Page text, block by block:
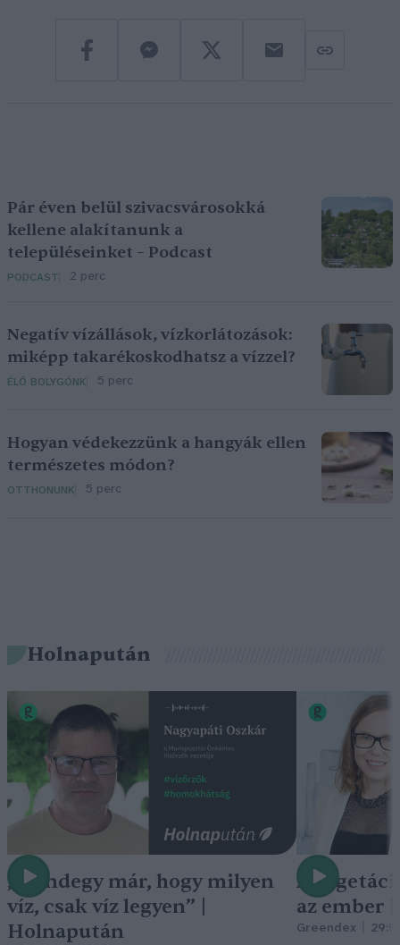
Pár éven belül szivacsvárosokká
kellene alakítanunk a
településeinket – Podcast
PODCAST 2 perc
Negatív vízállások, vízkorlátozások:
miképp takarékoskodhatsz a vízzel?
ÉLŐ BOLYGÓNK 5 perc
Hogyan védekezzünk a hangyák ellen
természetes módon?
OTTHONUNK 5 perc
Holnapután
„Mindegy már, hogy milyen
víz, csak víz legyen” |
Holnapután
A
az ember
Greendex